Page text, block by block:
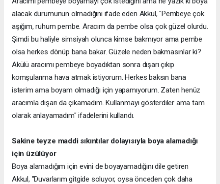
alacak durumunun olmadığını ifade eden Akkul, "Pembeye çok
aşığım, ruhum pembe. Aracım da pembe olsa çok güzel olurdu.
Şimdi bu haliyle simsiyah olunca kimse bakmıyor ama pembe
olsa herkes dönüp bana bakar. Güzele neden bakmasınlar ki?
Akülü aracımı pembeye boyadıktan sonra dışarı çıkıp
komşularıma hava atmak istiyorum. Herkes baksın bana
isterim ama boyam olmadığı için yapamıyorum. Zaten henüz
aracımla dışarı da çıkamadım. Kullanmayı gösterdiler ama tam
olarak anlayamadım" ifadelerini kullandı.
Sakine teyze maddi sıkıntılar dolayısıyla boya alamadığı
için üzülüyor
Boya alamadığım için evini de boyayamadığını dile getiren
Akkul, "Duvarlarım gitgide soluyor, oysa önceden çok daha